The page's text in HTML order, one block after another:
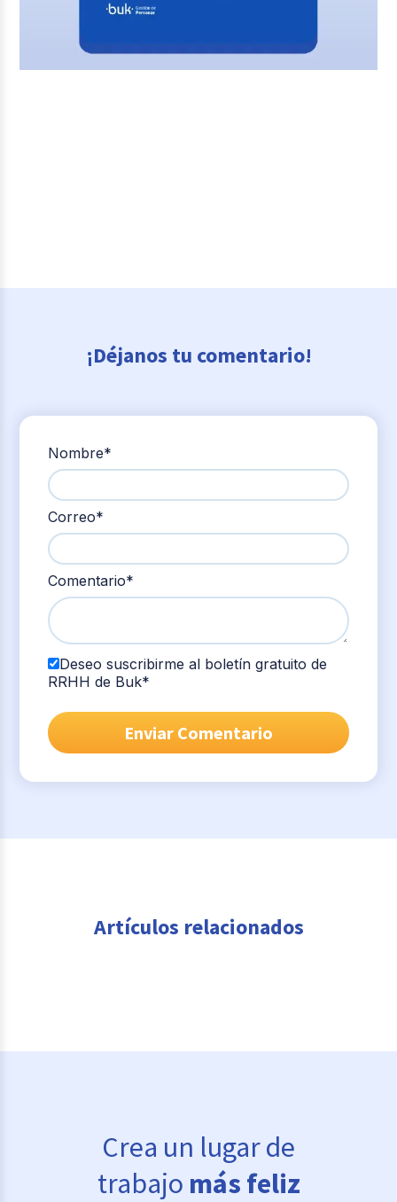
¡Déjanos tu comentario!
Nombre*
Correo*
Comentario*
Deseo suscribirme al boletín gratuito de
RRHH de Buk*
Artículos relacionados
Crea un lugar de
trabajo más feliz